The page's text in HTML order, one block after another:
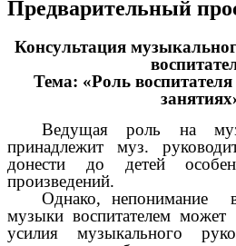
Предварительный
Консультация
Тема: «Роль
Ведущая роль на
принадлежит муз.
донести до детей
произведений.
Однако, непонимание
музыки воспитателем
усилия музыкального